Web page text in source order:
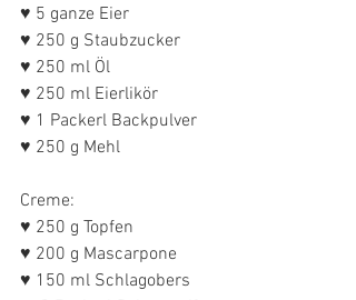
♥ 5 ganze Eier
♥ 250 g Staubzucker
♥ 250 ml Öl
♥ 250 ml Eierlikör
♥ 1 Packerl Backpulver
♥ 250 g Mehl
Creme:
♥ 250 g Topfen
♥ 200 g Mascarpone
♥ 150 ml Schlagobers